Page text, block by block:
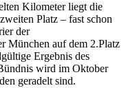
Kilometer liegt die
Platz – fast schon
der
München auf dem 2.Platz
Ergebnis des
wird im Oktober
geradelt sind.